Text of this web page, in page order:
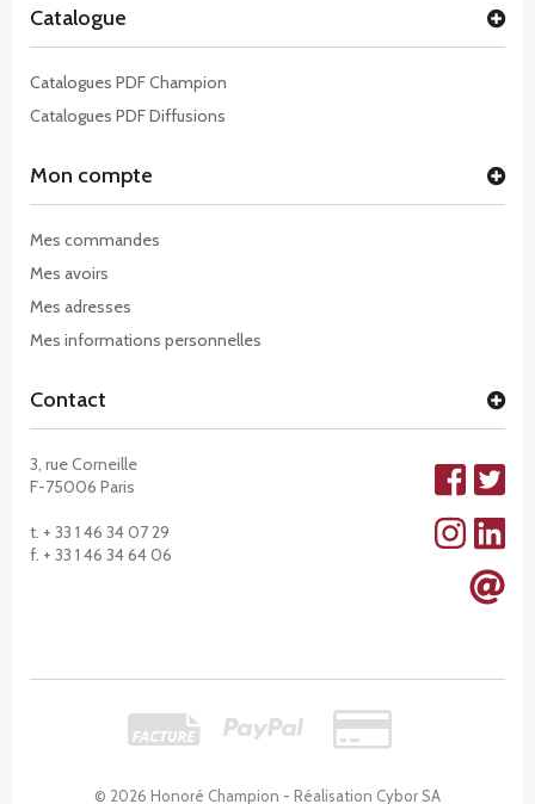
© 2026 Honoré Champion - Réalisation Cybor SA
Catalogue
Catalogues PDF Champion
Catalogues PDF Diffusions
Mon compte
Mes commandes
Mes avoirs
Mes adresses
Mes informations personnelles
Contact
3, rue Corneille
F-75006 Paris
t. + 33 1 46 34 07 29
f. + 33 1 46 34 64 06